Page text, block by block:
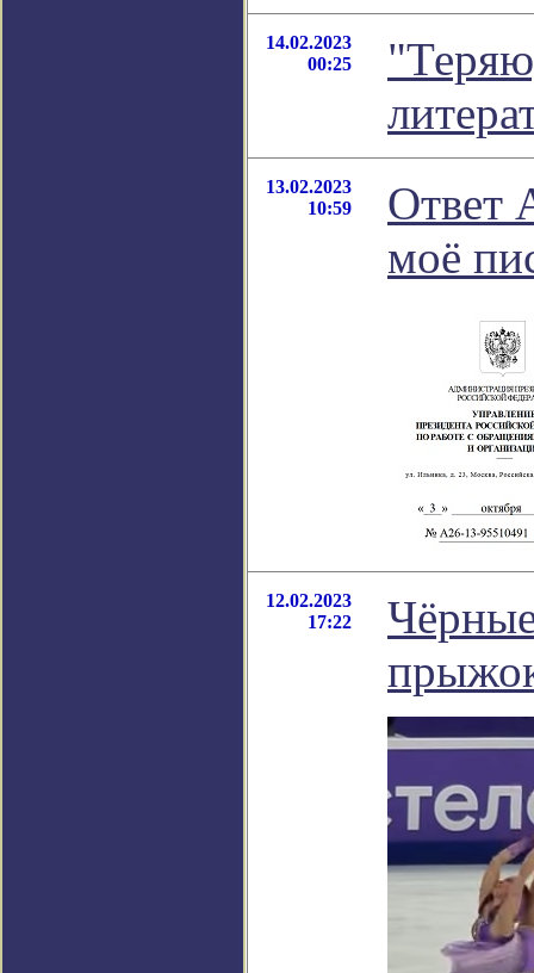
14.02.2023
00:25
13.02.2023
10:59
Ответ
моё
12.02.2023
17:22